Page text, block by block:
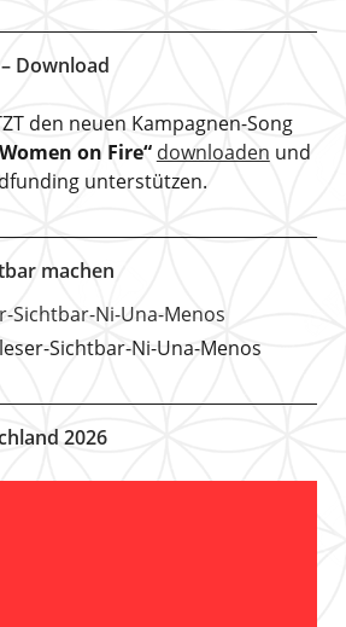
Download
den neuen Kampagnen-Song
on Fire“ downloaden und
unterstützen.
machen
Sichtbar-Ni-Una-Menos
2026